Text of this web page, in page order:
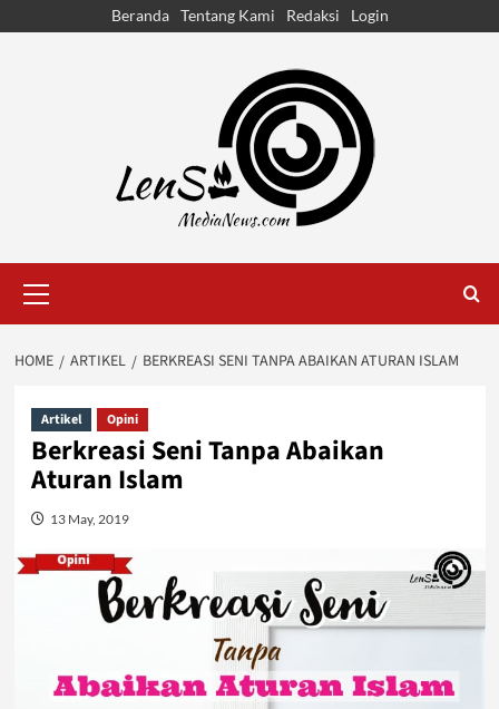
Beranda Tentang Kami Redaksi Login
Menu
HOME ARTIKEL BERKREASI SENI TANPA ABAIKAN ATURAN ISLAM
Artikel Opini
Berkreasi Seni Tanpa Abaikan
Aturan Islam
13 May, 2019